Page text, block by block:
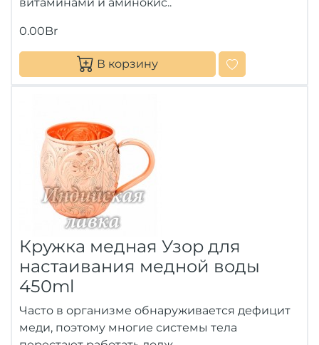
витаминами и аминокис..
0.00Br
В корзину
Кружка медная Узор для
настаивания медной воды
450ml
Часто в организме обнаруживается дефицит
меди, поэтому многие системы тела